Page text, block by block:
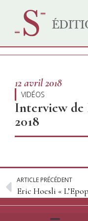
12 avril 2018
VIDÉOS
Interview de
2018
ARTICLE PRÉCÉDENT